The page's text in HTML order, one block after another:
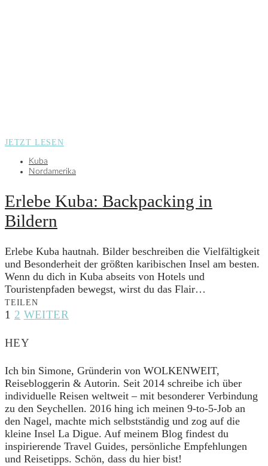
JETZT LESEN
Kuba
Nordamerika
Erlebe Kuba: Backpacking in
Bildern
Erlebe Kuba hautnah. Bilder beschreiben die Vielfältigkeit
und Besonderheit der größten karibischen Insel am besten.
Wenn du dich in Kuba abseits von Hotels und
Touristenpfaden bewegst, wirst du das Flair…
TEILEN
Seitennummerierung
der
Beiträge
1 2 WEITER
HEY
Ich bin Simone, Gründerin von WOLKENWEIT,
Reisebloggerin & Autorin. Seit 2014 schreibe ich über
individuelle Reisen weltweit – mit besonderer Verbindung
zu den Seychellen. 2016 hing ich meinen 9-to-5-Job an
den Nagel, machte mich selbstständig und zog auf die
kleine Insel La Digue. Auf meinem Blog findest du
inspirierende Travel Guides, persönliche Empfehlungen
und Reisetipps. Schön, dass du hier bist!